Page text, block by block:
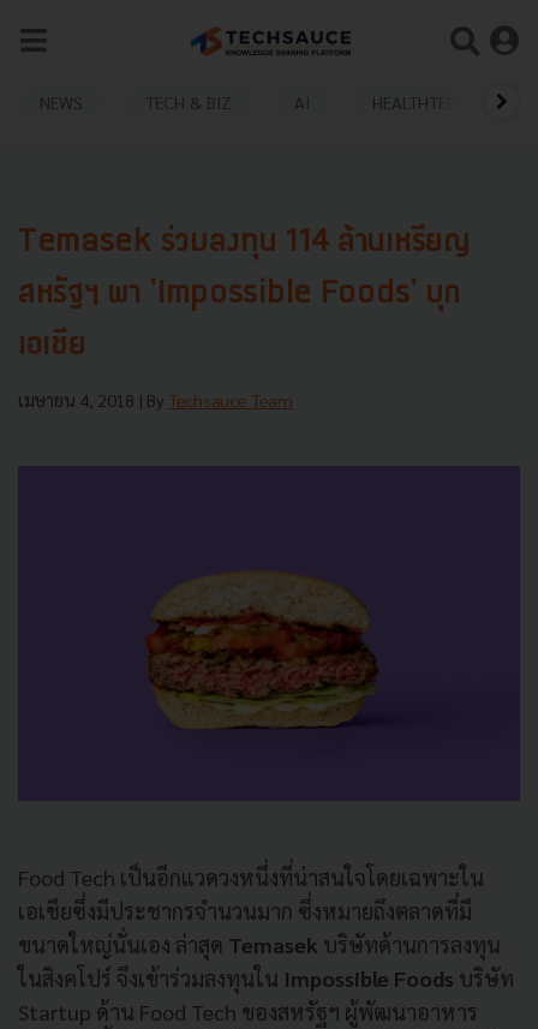
NEWS TECH & BIZ AI HEALTHTECH
Temasek ร่วมลงทุน 114 ล้านเหรียญ
สหรัฐฯ พา 'Impossible Foods' บุก
เอเชีย
เมษายน 4, 2018 | By Techsauce Team
Food Tech เป็นอีกแวดวงหนึ่งที่น่าสนใจโดยเฉพาะใน
เอเชียซึ่งมีประชากรจำนวนมาก ซึ่งหมายถึงตลาดที่มี
ขนาดใหญ่นั่นเอง ล่าสุด Temasek บริษัทด้านการลงทุน
ในสิงคโปร์ จึงเข้าร่วมลงทุนใน Impossible Foods บริษัท
Startup ด้าน Food Tech ของสหรัฐฯ ผู้พัฒนาอาหาร